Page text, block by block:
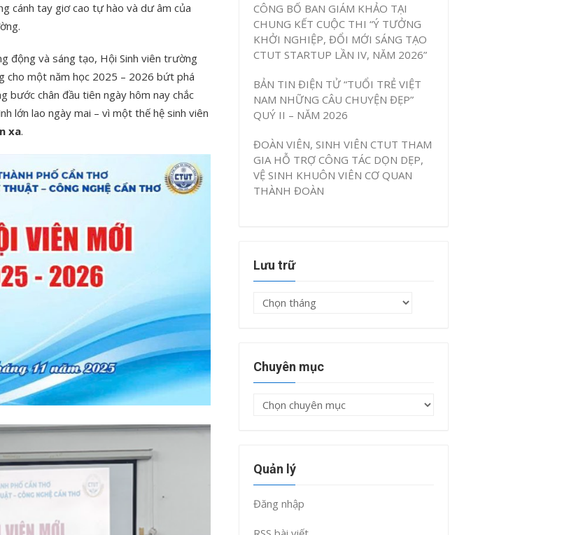
cánh tay giơ cao tự hào và dư âm của
động và sáng tạo, Hội Sinh viên trường
cho một năm học 2025 – 2026 bứt phá
bước chân đầu tiên ngày hôm nay chắc
lớn lao ngày mai – vì một thế hệ sinh viên
xa.
CÔNG BỐ BAN GIÁM KHẢO TẠI
CHUNG KẾT CUỘC THI “Ý TƯỞNG
KHỞI NGHIỆP, ĐỔI MỚI SÁNG TẠO
CTUT STARTUP LẦN IV, NĂM 2026”
BẢN TIN ĐIỆN TỬ “TUỔI TRẺ VIỆT
NAM NHỮNG CÂU CHUYỆN ĐẸP”
QUÝ II – NĂM 2026
ĐOÀN VIÊN, SINH VIÊN CTUT THAM
GIA HỖ TRỢ CÔNG TÁC DỌN DẸP,
VỆ SINH KHUÔN VIÊN CƠ QUAN
THÀNH ĐOÀN
Lưu trữ
Lưu
Chuyên mục
Chuyên
Quản lý
Đăng nhập